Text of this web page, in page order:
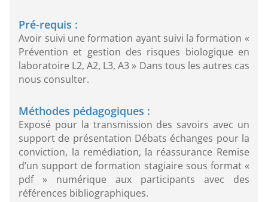
Pré-requis :
Avoir suivi une formation ayant suivi la formation «
Prévention et gestion des risques biologique en
laboratoire L2, A2, L3, A3 » Dans tous les autres cas
nous consulter.
Méthodes pédagogiques :
Exposé pour la transmission des savoirs avec un
support de présentation Débats échanges pour la
conviction, la remédiation, la réassurance Remise
d’un support de formation stagiaire sous format «
pdf » numérique aux participants avec des
références bibliographiques.